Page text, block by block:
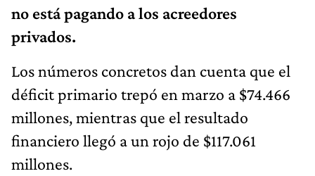
no está pagando a los acreedores
privados.
Los números concretos dan cuenta que el
déficit primario trepó en marzo a $74.466
millones, mientras que el resultado
financiero llegó a un rojo de $117.061
millones.